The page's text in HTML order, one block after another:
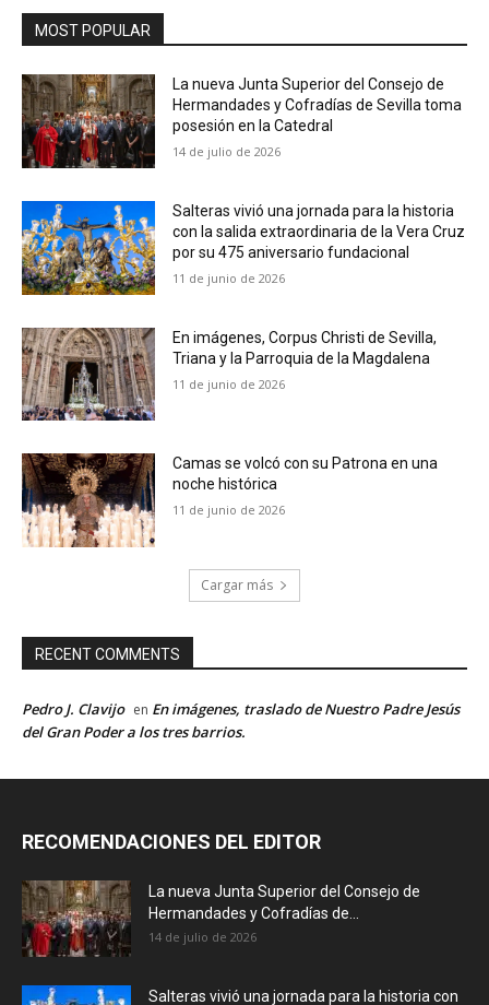
MOST POPULAR
La nueva Junta Superior del Consejo de
Hermandades y Cofradías de Sevilla toma
posesión en la Catedral
14 de julio de 2026
Salteras vivió una jornada para la historia
con la salida extraordinaria de la Vera Cruz
por su 475 aniversario fundacional
11 de junio de 2026
En imágenes, Corpus Christi de Sevilla,
Triana y la Parroquia de la Magdalena
11 de junio de 2026
Camas se volcó con su Patrona en una
noche histórica
11 de junio de 2026
Cargar más
RECENT COMMENTS
Pedro J. Clavijo en En imágenes, traslado de Nuestro Padre Jesús
del Gran Poder a los tres barrios.
RECOMENDACIONES DEL EDITOR
La nueva Junta Superior del Consejo de
Hermandades y Cofradías de...
14 de julio de 2026
Salteras vivió una jornada para la historia con